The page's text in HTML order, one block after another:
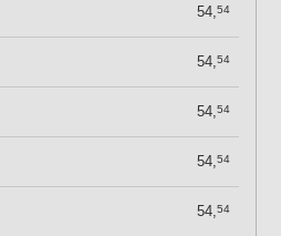
54,54
54,54
54,54
54,54
54,54